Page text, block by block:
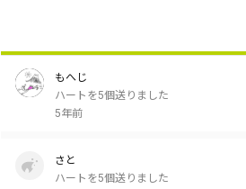
もへじ
ハートを5個送りました
5年前
さと
ハートを5個送りました